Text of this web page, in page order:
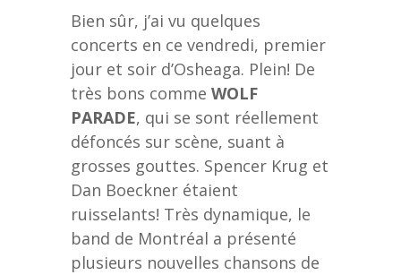
Bien sûr, j’ai vu quelques
concerts en ce vendredi, premier
jour et soir d’Osheaga. Plein! De
très bons comme WOLF
PARADE, qui se sont réellement
défoncés sur scène, suant à
grosses gouttes. Spencer Krug et
Dan Boeckner étaient
ruisselants! Très dynamique, le
band de Montréal a présenté
plusieurs nouvelles chansons de